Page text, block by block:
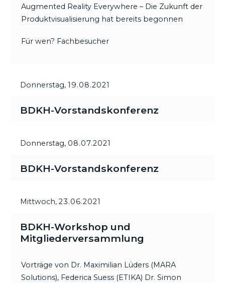
Augmented Reality Everywhere – Die Zukunft der
Produktvisualisierung hat bereits begonnen
Für wen? Fachbesucher
Donnerstag, 19.08.2021
BDKH-Vorstandskonferenz
Donnerstag, 08.07.2021
BDKH-Vorstandskonferenz
Mittwoch, 23.06.2021
BDKH-Workshop und
Mitgliederversammlung
Vorträge von Dr. Maximilian Lüders (MARA
Solutions), Federica Suess (ETIKA) Dr. Simon